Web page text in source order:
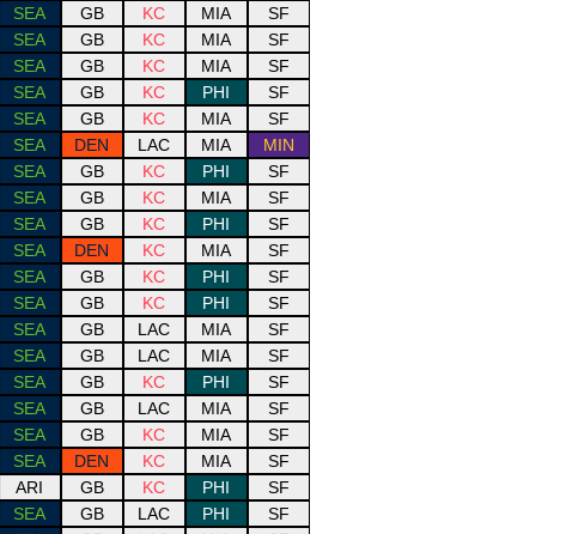
SEA GB KC MIA SF
SEA GB KC MIA SF
SEA GB KC MIA SF
SEA GB KC PHI SF
SEA GB KC MIA SF
SEA DEN LAC MIA MIN
SEA GB KC PHI SF
SEA GB KC MIA SF
SEA GB KC PHI SF
SEA DEN KC MIA SF
SEA GB KC PHI SF
SEA GB KC PHI SF
SEA GB LAC MIA SF
SEA GB LAC MIA SF
SEA GB KC PHI SF
SEA GB LAC MIA SF
SEA GB KC MIA SF
SEA DEN KC MIA SF
ARI GB KC PHI SF
SEA GB LAC PHI SF